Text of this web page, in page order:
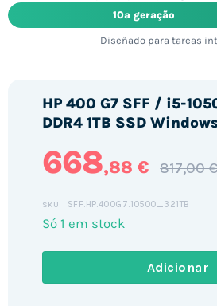
10ª geração
Diseñado para tareas
HP 400 G7 SFF / i5-
DDR4 1TB SSD Windows
668,88 € 817,00 €
SKU: SFF.HP.400G7.10500_321TB
Só 1 em stock
Adicionar